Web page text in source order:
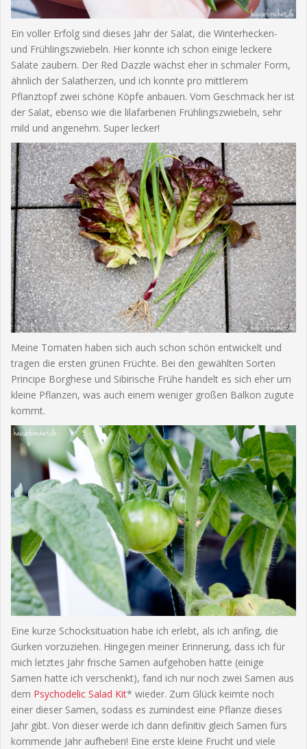
Ein voller Erfolg sind dieses Jahr der Salat, die Winterhecken-
und Frühlingszwiebeln. Hier konnte ich schon einige leckere
Salate zaubern. Der Red Dazzle wächst eher in schmaler Form,
ähnlich der Salatherzen, und ich konnte pro mittlerem
Pflanztopf zwei schöne Köpfe anbauen. Vom Geschmack her ist
der Salat, ebenso wie die lilafarbenen Frühlingszwiebeln, sehr
mild und angenehm. Super lecker!
Meine Tomaten haben sich auch schon schön entwickelt und
tragen die ersten grünen Früchte. Bei den gewählten Sorten
Principe Borghese und Sibirische Frühe handelt es sich eher um
kleine Pflanzen, was auch einem weniger großen Balkon zugute
kommt.
Eine kurze Schocksituation habe ich erlebt, als ich anfing, die
Gurken vorzuziehen. Hingegen meiner Erinnerung, dass ich für
mich letztes Jahr frische Samen aufgehoben hatte (einige
Samen hatte ich verschenkt), fand ich nur noch zwei Samen aus
dem Psychodelic Salad Kit* wieder. Zum Glück keimte noch
einer dieser Samen, sodass es zumindest eine Pflanze dieses
Jahr gibt. Von dieser werde ich dann definitiv gleich Samen fürs
kommende Jahr aufheben! Eine erste kleine Frucht und viele